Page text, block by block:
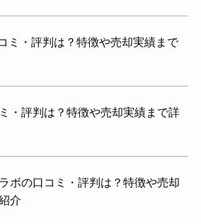
ミ・評判は？特徴や売却実績まで
・評判は？特徴や売却実績まで詳
ボの口コミ・評判は？特徴や売却
介